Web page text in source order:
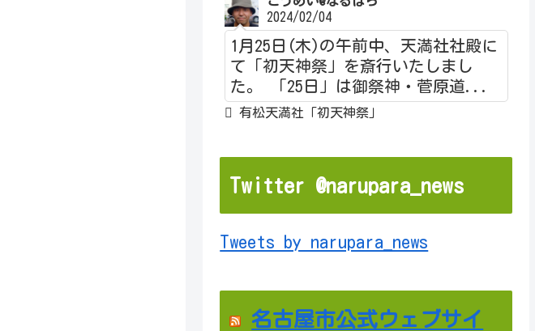
2024/02/04
1月25日(木)の午前中、天満社社殿に
て「初天神祭」を斎行いたしまし
た。 「25日」は御祭神・菅原道...
有松天満社「初天神祭」
Twitter @narupara_news
Tweets by narupara_news
名古屋市公式ウェブサイ